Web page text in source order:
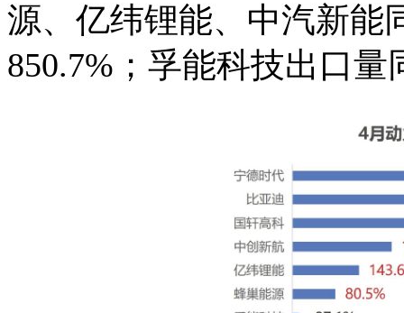
源、亿纬锂能、中汽新能
850.7%；孚能科技出口量